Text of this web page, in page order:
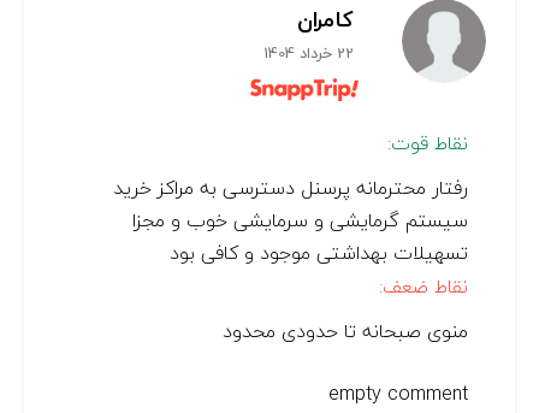
کامران
22 خرداد 1404
نقاط قوت:
رفتار محترمانه پرسنل دسترسی به مراکز خرید
سیستم گرمایشی و سرمایشی خوب و مجزا
تسهیلات بهداشتی موجود و کافی بود
نقاط ضعف:
منوی صبحانه تا حدودی محدود
empty comment